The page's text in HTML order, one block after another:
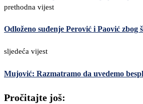
prethodna vijest
Odloženo suđenje Perović i Paović zbog
sljedeća vijest
Mujović: Razmatramo da uvedemo
Pročitajte još: